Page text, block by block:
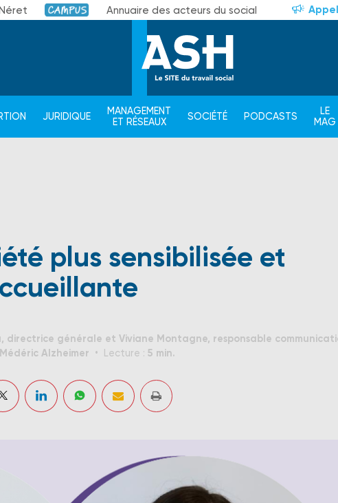
Campus Annuaire des acteurs du social
JURIDIQUE
MANAGEMENT
ET RÉSEAUX
SOCIÉTÉ PODCASTS
LE
MAG
plus sensibilisée et
directrice générale et Viviane Montagne, responsable
Alzheimer
Lecture : 5 min.